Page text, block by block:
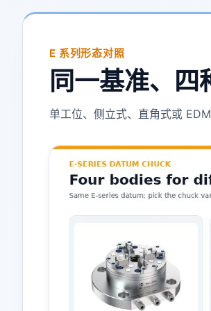
E 系列形态对照
同一基准、四
单工位、侧立式、直角式或